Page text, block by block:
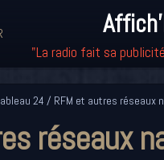
"La radio fait sa
24 / RFM et autres réseaux
réseaux